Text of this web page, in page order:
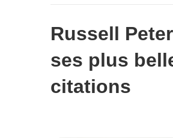
Russell
ses plus
citations